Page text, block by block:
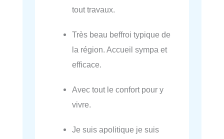
tout travaux.
Très beau beffroi typique de
la région. Accueil sympa et
efficace.
Avec tout le confort pour y
vivre.
Je suis apolitique je suis